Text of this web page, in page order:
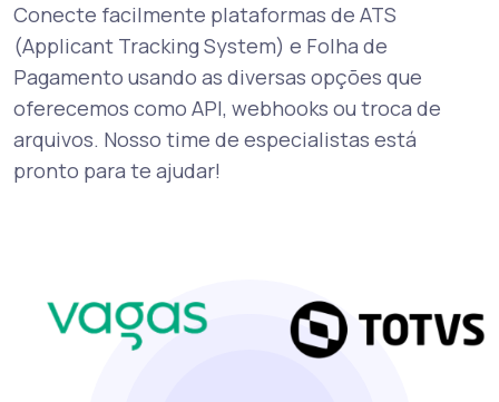
Conecte facilmente plataformas de ATS
(Applicant Tracking System) e Folha de
Pagamento usando as diversas opções que
oferecemos como API, webhooks ou troca de
arquivos. Nosso time de especialistas está
pronto para te ajudar!